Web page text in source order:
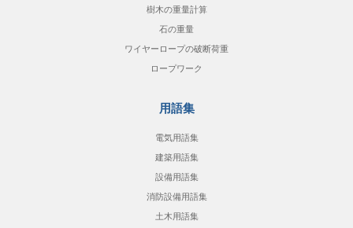
樹木の重量計算
石の重量
ワイヤーロープの破断荷重
ロープワーク
用語集
電気用語集
建築用語集
設備用語集
消防設備用語集
土木用語集